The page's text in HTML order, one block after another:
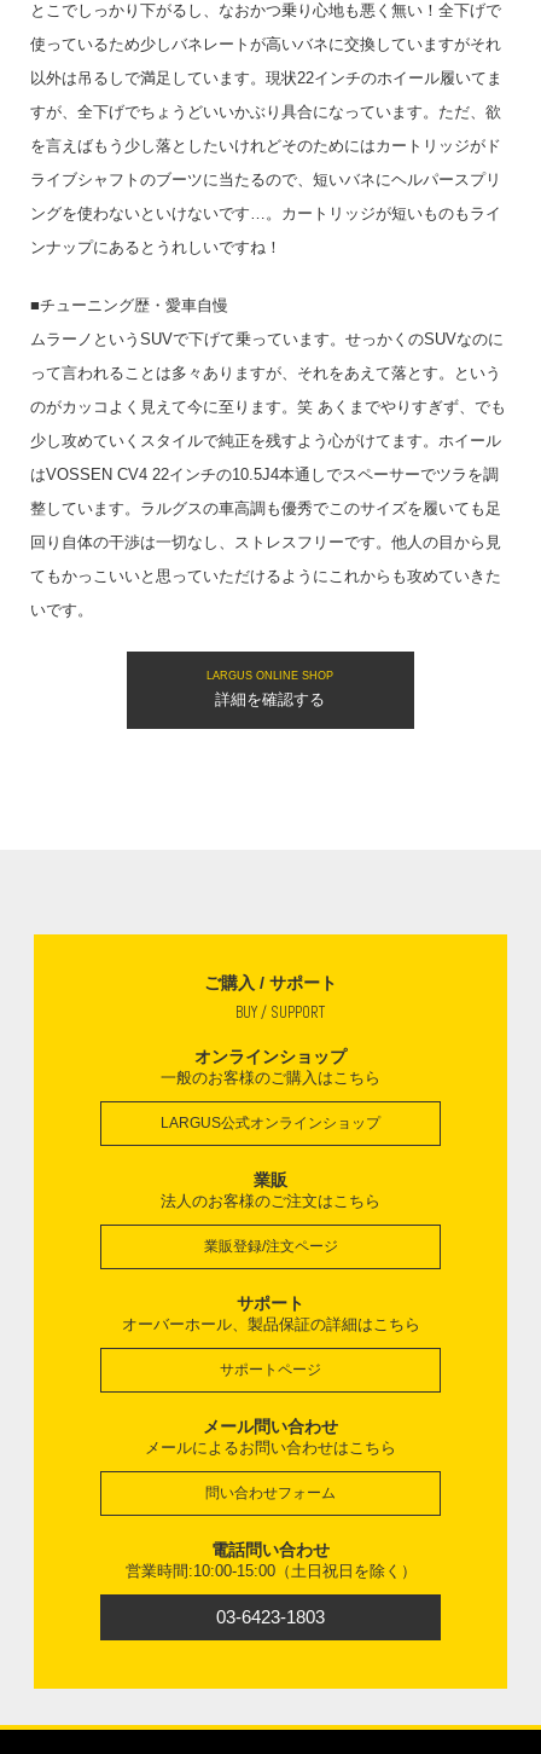
とこでしっかり下がるし、なおかつ乗り心地も悪く無い！全下げで
使っているため少しバネレートが高いバネに交換していますがそれ
以外は吊るしで満足しています。現状22インチのホイール履いてま
すが、全下げでちょうどいいかぶり具合になっています。ただ、欲
を言えばもう少し落としたいけれどそのためにはカートリッジがド
ライブシャフトのブーツに当たるので、短いバネにヘルパースプリ
ングを使わないといけないです…。カートリッジが短いものもライ
ンナップにあるとうれしいですね！
■チューニング歴・愛車自慢
ムラーノというSUVで下げて乗っています。せっかくのSUVなのに
って言われることは多々ありますが、それをあえて落とす。という
のがカッコよく見えて今に至ります。笑 あくまでやりすぎず、でも
少し攻めていくスタイルで純正を残すよう心がけてます。ホイール
はVOSSEN CV4 22インチの10.5J4本通しでスペーサーでツラを調
整しています。ラルグスの車高調も優秀でこのサイズを履いても足
回り自体の干渉は一切なし、ストレスフリーです。他人の目から見
てもかっこいいと思っていただけるようにこれからも攻めていきた
いです。
LARGUS ONLINE SHOP
詳細を確認する
ご購入 / サポート
BUY / SUPPORT
オンラインショップ
一般のお客様のご購入はこちら
LARGUS公式オンラインショップ
業販
法人のお客様のご注文はこちら
業販登録/注文ページ
サポート
オーバーホール、製品保証の詳細はこちら
サポートページ
メール問い合わせ
メールによるお問い合わせはこちら
問い合わせフォーム
電話問い合わせ
営業時間:10:00-15:00（土日祝日を除く）
03-6423-1803